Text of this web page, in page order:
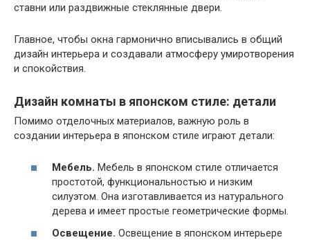
ставни или раздвижные стеклянные двери.
Главное, чтобы окна гармонично вписывались в общий
дизайн интерьера и создавали атмосферу умиротворения
и спокойствия.
Дизайн комнаты в японском стиле: детали
Помимо отделочных материалов, важную роль в
создании интерьера в японском стиле играют детали:
Мебель. Мебель в японском стиле отличается
простотой, функциональностью и низким
силуэтом. Она изготавливается из натурального
дерева и имеет простые геометрические формы.
Освещение. Освещение в японском интерьере